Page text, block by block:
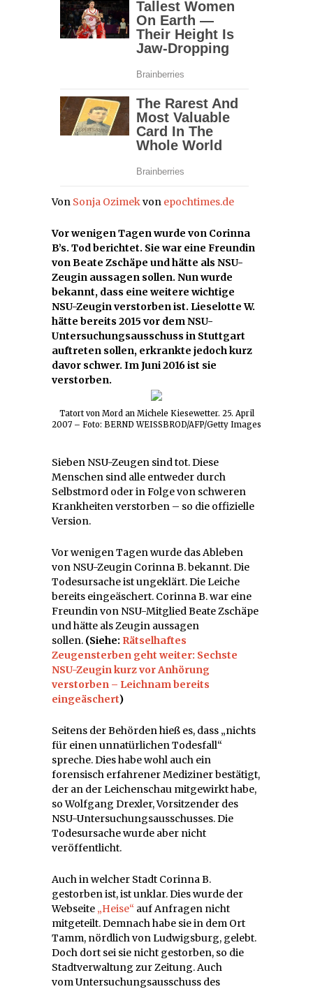
Von Sonja Ozimekvon epochtimes.de
Vor wenigen Tagen wurde von Corinna
B’s. Tod berichtet. Sie war eine Freundin
von Beate Zschäpe und hätte als NSU-
Zeugin aussagen sollen. Nun wurde
bekannt, dass eine weitere wichtige
NSU-Zeugin verstorben ist. Lieselotte W.
hätte bereits 2015 vor dem NSU-
Untersuchungsausschuss in Stuttgart
auftreten sollen, erkrankte jedoch kurz
davor schwer. Im Juni 2016 ist sie
verstorben.
Tatort von Mord an Michele Kiesewetter. 25. April
2007 – Foto: BERND WEISSBROD/AFP/Getty Images
Sieben NSU-Zeugen sind tot. Diese
Menschen sind alle entweder durch
Selbstmord oder in Folge von schweren
Krankheiten verstorben – so die offizielle
Version.
Vor wenigen Tagen wurde das Ableben
von NSU-Zeugin Corinna B. bekannt. Die
Todesursache ist ungeklärt. Die Leiche
bereits eingeäschert. Corinna B. war eine
Freundin von NSU-Mitglied Beate Zschäpe
und hätte als Zeugin aussagen
sollen. (Siehe: Rätselhaftes
Zeugensterben geht weiter: Sechste
NSU-Zeugin kurz vor Anhörung
verstorben – Leichnam bereits
eingeäschert)
Seitens der Behörden hieß es, dass „nichts
für einen unnatürlichen Todesfall“
spreche. Dies habe wohl auch ein
forensisch erfahrener Mediziner bestätigt,
der an der Leichenschau mitgewirkt habe,
so Wolfgang Drexler, Vorsitzender des
NSU-Untersuchungsausschusses. Die
Todesursache wurde aber nicht
veröffentlicht.
Auch in welcher Stadt Corinna B.
gestorben ist, ist unklar. Dies wurde der
Webseite „Heise“ auf Anfragen nicht
mitgeteilt. Demnach habe sie in dem Ort
Tamm, nördlich von Ludwigsburg, gelebt.
Doch dort sei sie nicht gestorben, so die
Stadtverwaltung zur Zeitung. Auch
vom Untersuchungsausschuss des